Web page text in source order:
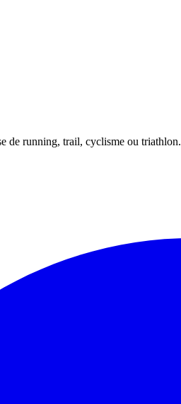
de running, trail, cyclisme ou triathlon.